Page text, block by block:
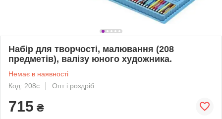
Набір для творчості, малювання (208
предметів), валізу юного художника.
Немає в наявності
Код: 208c
Опт і роздріб
715 ₴